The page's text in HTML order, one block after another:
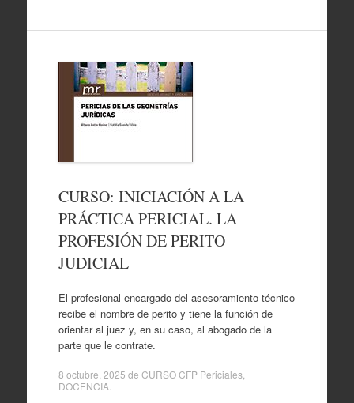
CURSO: INICIACIÓN A LA
PRÁCTICA PERICIAL. LA
PROFESIÓN DE PERITO
JUDICIAL
El profesional encargado del asesoramiento técnico
recibe el nombre de perito y tiene la función de
orientar al juez y, en su caso, al abogado de la
parte que le contrate.
8 octubre, 2025 de CURSO CFP Periciales,
DOCENCIA.